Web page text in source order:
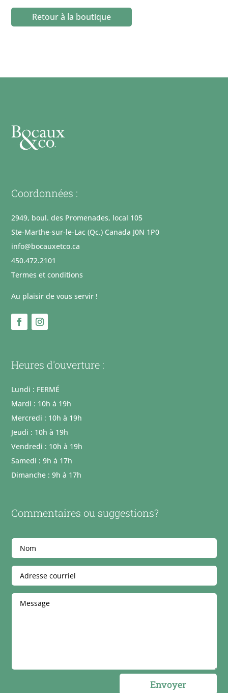
Bombe
Retour à la boutique
Coordonnées :
2949, boul. des Promenades, local 105
Ste-Marthe-sur-le-Lac (Qc.) Canada J0N 1P0
info@bocauxetco.ca
450.472.2101
Termes et conditions
Au plaisir de vous servir !
Heures d'ouverture :
Lundi : FERMÉ
Mardi : 10h à 19h
Mercredi : 10h à 19h
Jeudi : 10h à 19h
Vendredi : 10h à 19h
Samedi : 9h à 17h
Dimanche : 9h à 17h
Commentaires ou suggestions?
Envoyer